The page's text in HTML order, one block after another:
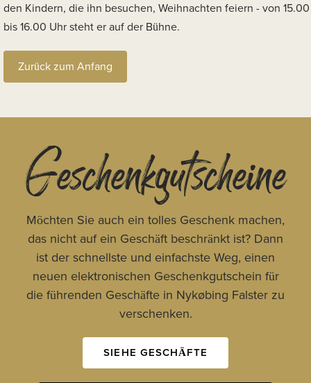
den Kindern, die ihn besuchen, Weihnachten feiern - von 15.00
bis 16.00 Uhr steht er auf der Bühne.
Zurück zum Anfang
Geschenkgutscheine
Möchten Sie auch ein tolles Geschenk machen,
das nicht auf ein Geschäft beschränkt ist? Dann
ist der schnellste und einfachste Weg, einen
neuen elektronischen Geschenkgutschein für
die führenden Geschäfte in Nykøbing Falster zu
verschenken.
SIEHE GESCHÄFTE